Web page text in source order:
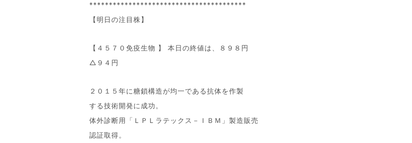
****************************************
【明日の注目株】
【４５７０免疫生物 】 本日の終値は、８９８円
△９４円
２０１５年に糖鎖構造が均一である抗体を作製
する技術開発に成功。
体外診断用「ＬＰＬラテックス－ＩＢＭ」製造販売
認証取得。